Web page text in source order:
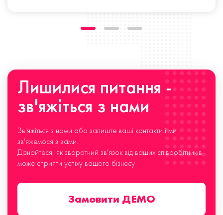
Лишилися питання -
зв'яжіться з нами
Зв'яжіться з нами або залиште ваші контакти і ми
зв'яжемося з вами.
Дізнайтеся, як зворотний зв'язок від ваших співробітників
може сприяти успіху вашого бізнесу
Замовити ДЕМО